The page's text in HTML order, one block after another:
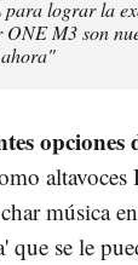
lograr la
M3 son
opciones
música
que se le